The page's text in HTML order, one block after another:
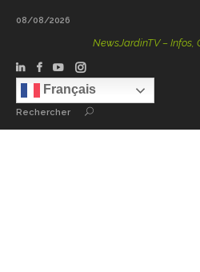
08/08/2026
NewsJardinTV – Infos,
Français
Rechercher